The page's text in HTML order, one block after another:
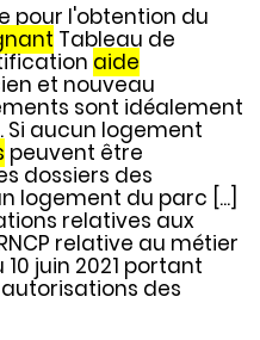
pour l'obtention du
Tableau de
aide
et nouveau
sont idéalement
Si aucun logement
peuvent être
dossiers des
logement du parc [...]
relatives aux
relative au métier
juin 2021 portant
des